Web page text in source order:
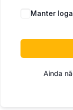
Manter
Ainda